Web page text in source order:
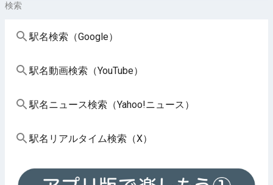
検索
駅名検索（Google）
駅名動画検索（YouTube）
駅名ニュース検索（Yahoo!ニュース）
駅名リアルタイム検索（X）